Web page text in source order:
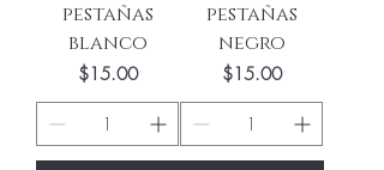
pestañas
blanco
Precio
$15.00
pestañas
negro
Precio
$15.00